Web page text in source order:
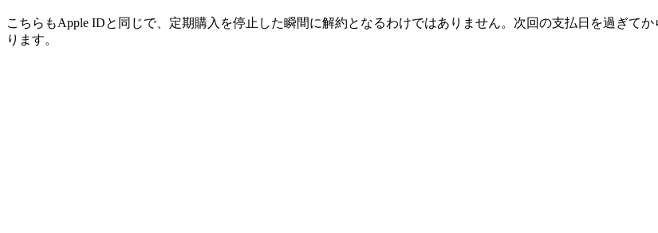
こちらもApple IDと同じで、定期購入を停止した瞬間に解約となるわけではありません。次回の支払日を過ぎて
ります。